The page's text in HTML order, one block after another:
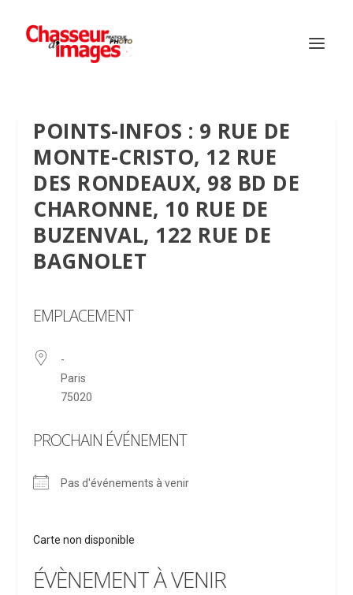
POINTS-INFOS : 9 RUE DE
MONTE-CRISTO, 12 RUE
DES RONDEAUX, 98 BD DE
CHARONNE, 10 RUE DE
BUZENVAL, 122 RUE DE
BAGNOLET
EMPLACEMENT
-
Paris
75020
PROCHAIN ÉVÉNEMENT
Pas d'événements à venir
Carte non disponible
ÉVÈNEMENT À VENIR